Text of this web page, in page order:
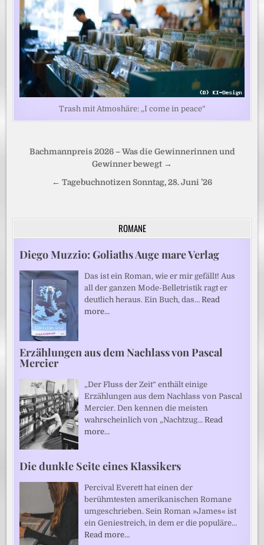
Trash mit Atmoshäre: „I come in peace“
Beitragsnavigation
Bachmannpreis 2026 – Was die Gewinnerinnen und
Gewinner bewegt →
← Tagebuchnotizen Sonntag, 28. Juni ’26
ROMANE
Diego Muzzio: Goliaths Auge mare Verlag
Das ist ein Roman, wie er mir gefällt! Aus
all der ganzen Mode-Belletristik ragt er
deutlich heraus. Ein Buch, das…Read
more…
Erzählungen aus dem Nachlass von Pascal
Mercier
„Der Fluss der Zeit“ enthält einige
Erzählungen aus dem Nachlass von Pascal
Mercier. Den kennen die meisten
wahrscheinlich von „Nachtzug…Read
more…
Die dunkle Seite eines Klassikers
Percival Everett hat einen der
berühmtesten amerikanischen Romane
umgeschrieben. Sein Roman »James« ist
ein Geniestreich, in dem er die populäre…
Read more…